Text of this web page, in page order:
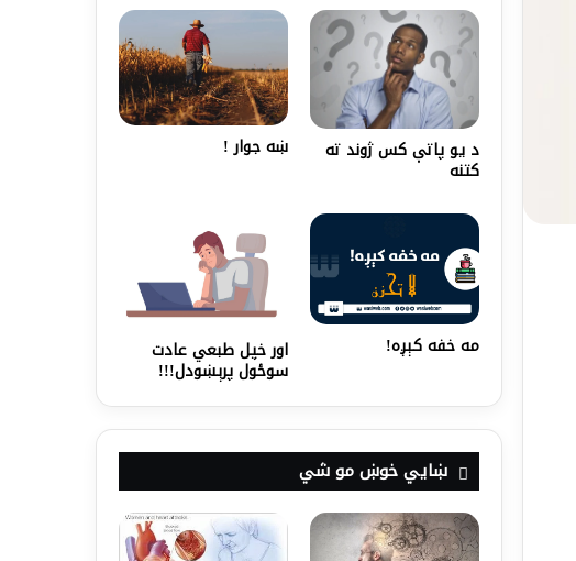
د یو پاتې کس ژوند ته
کتنه
ښه جوار !
مه خفه کېږه! اور خپل طبعي عادت
سوځول پرېښودل!!!
ښايي خوښ مو شي